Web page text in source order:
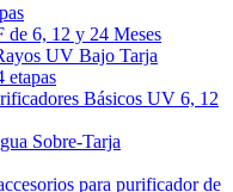
6, 12 y 24 Meses
UV Bajo Tarja
etapas
Básicos UV 6, 12
Sobre-Tarja
para purificador de